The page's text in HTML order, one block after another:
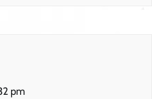
pm